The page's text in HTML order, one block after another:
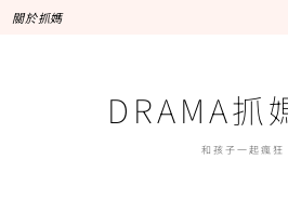
關於抓媽
DRAMA抓
和孩子一起瘋狂